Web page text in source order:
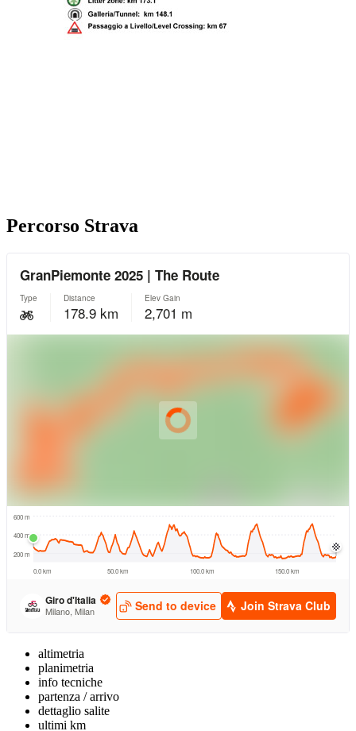
Percorso Strava
altimetria
planimetria
info tecniche
partenza / arrivo
dettaglio salite
ultimi km